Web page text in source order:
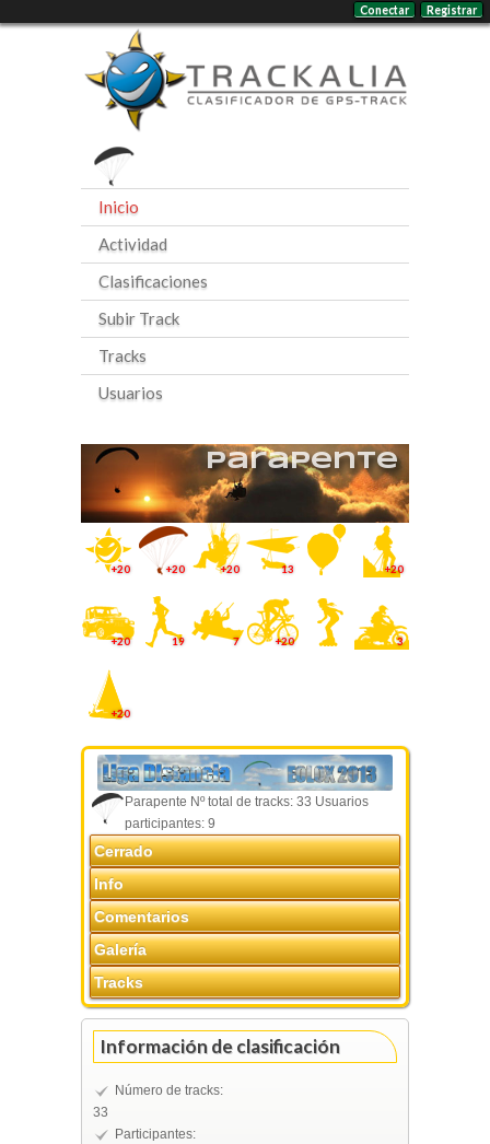
Conectar Registrar
Inicio
Actividad
Clasificaciones
Subir Track
Tracks
Usuarios
Parapente
+20 +20 +20 13 +20
+20 19 7 +20 3
+20
Parapente Nº total de tracks: 33 Usuarios
participantes: 9
Cerrado
Info
Comentarios
Galería
Tracks
Información de clasificación
Número de tracks:
33
Participantes: